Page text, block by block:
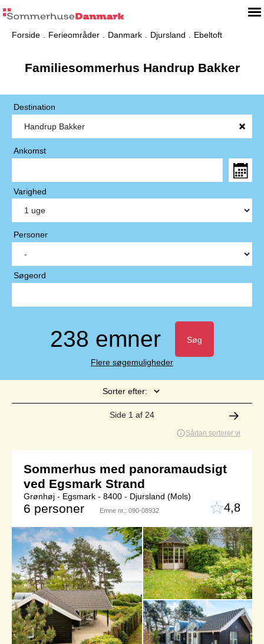
Forside Ferieområder Danmark Djursland Ebeltoft
Familiesommerhus Handrup Bakker
Destination
Ankomst
Varighed
Personer
Søgeord
238 emner Søg
Flere søgemuligheder
Sorter efter:
Side 1 af 24
Sådan sorterer vi
Sommerhus med panoramaudsigt
ved Egsmark Strand
Grønhøj - Egsmark - 8400 - Djursland (Mols)
6 personer Emne nr.: 090-08932 4,8